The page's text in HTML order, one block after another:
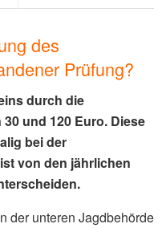
des
Prüfung?
durch die
und 120 Euro. Diese
bei der
von den jährlichen
der unteren Jagdbehörde